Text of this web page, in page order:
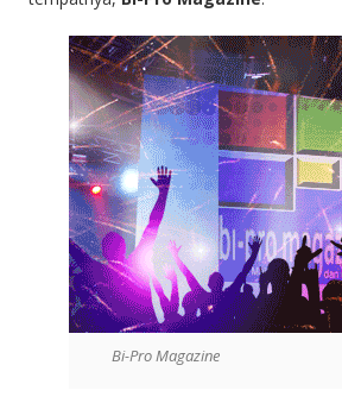
Bi-Pro Magazine